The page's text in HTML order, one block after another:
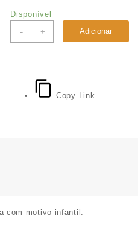
Disponível
-
dentinho"
+ Adicionar
Copy Link
com motivo infantil.